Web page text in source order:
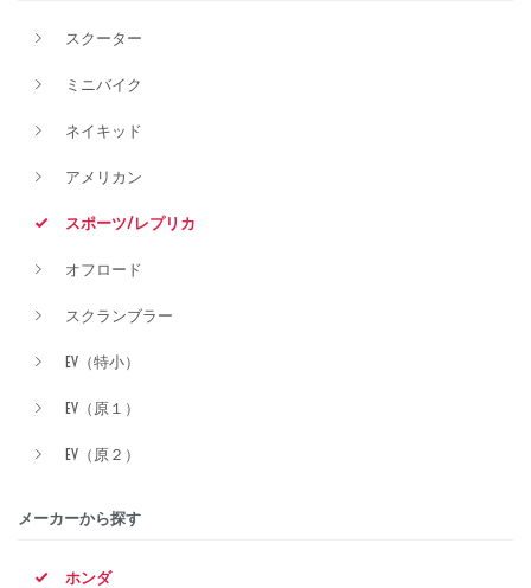
スクーター
ミニバイク
ネイキッド
アメリカン
スポーツ/レプリカ
オフロード
スクランブラー
EV（特小）
EV（原１）
EV（原２）
メーカーから探す
ホンダ